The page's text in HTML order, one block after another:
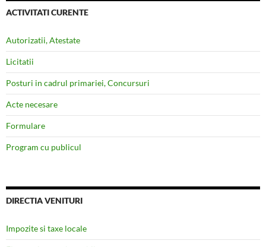
ACTIVITATI CURENTE
Autorizatii, Atestate
Licitatii
Posturi in cadrul primariei, Concursuri
Acte necesare
Formulare
Program cu publicul
DIRECTIA VENITURI
Impozite si taxe locale